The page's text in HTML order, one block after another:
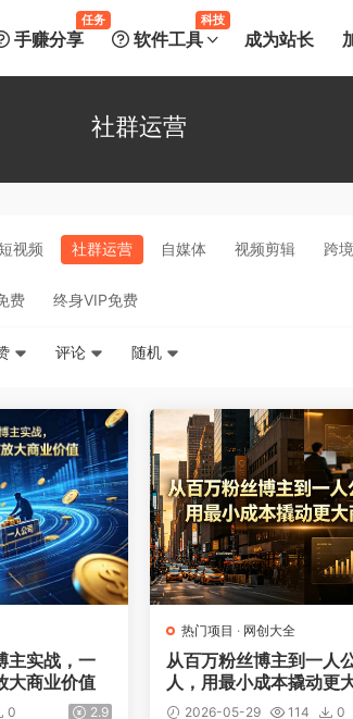
手赚分享
任务
软件工具
科技
成为站长
社群运营
短视频 社群运营 自媒体 视频剪辑 跨
费 终身VIP免费
评论 随机
主实战，一
大商业价值
0 2.9
热门项目 · 网创大全
从百万粉丝博主到一人
人，用最小成本撬动更
2026-05-29 114 0